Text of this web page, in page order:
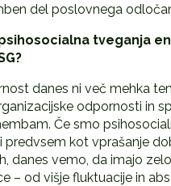
del poslovnega
tveganja
danes ni več mehka
odpornosti in
Če smo
predvsem kot vprašanje
danes vemo, da imajo
– od višje fluktuacije in